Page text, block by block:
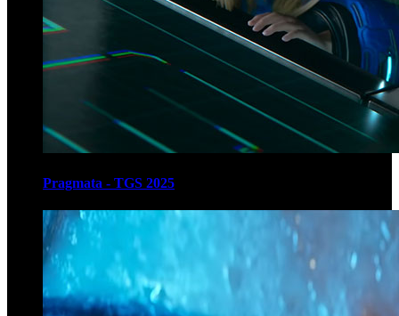
Pragmata - TGS 2025